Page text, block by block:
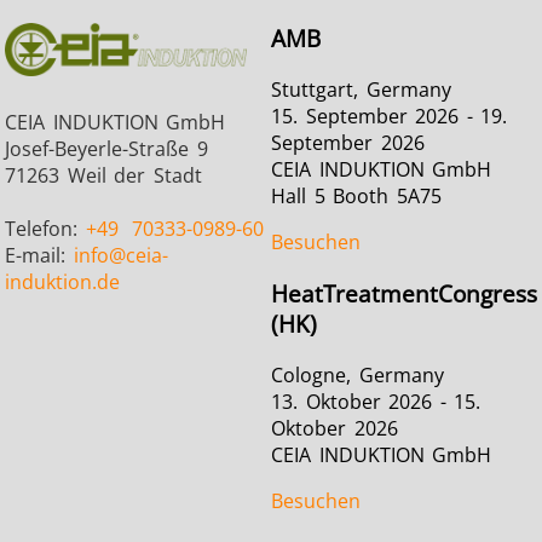
Pharma
Metallwerkzeuge
& KI
CEIA INDUKTION GmbH
Josef-Beyerle-Straße 9
71263 Weil der Stadt
Telefon: +49 70333-0989-60
E-mail: info@ceia-
induktion.de
AMB
Stuttgart, Germany
15. September 2026 - 19.
September 2026
CEIA INDUKTION GmbH
Hall 5 Booth 5A75
Besuchen
HeatTreatmentCongress
(HK)
Cologne, Germany
13. Oktober 2026 - 15.
Oktober 2026
CEIA INDUKTION GmbH
Besuchen